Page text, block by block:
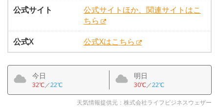
公式サイト
公式サイトほか、関連サイトはこ
ちら
公式X
公式Xはこちら
今日
32℃／22℃
明日
30℃／22℃
天気情報提供元：株式会社ライフビジネスウェザー